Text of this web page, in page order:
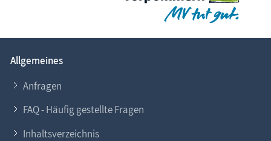
Allgemeines
Anfragen
FAQ - Häufig gestellte Fragen
Inhaltsverzeichnis